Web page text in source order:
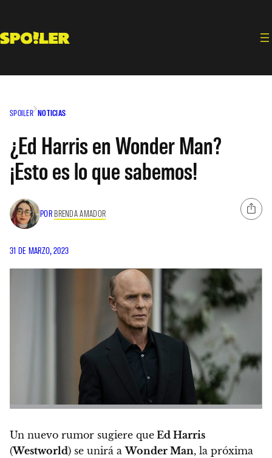
contenido
SPOILER NOTICIAS
¿Ed Harris en Wonder Man?
¡Esto es lo que sabemos!
POR BRENDA AMADOR
31 DE MARZO, 2023
Un nuevo rumor sugiere que Ed Harris
(Westworld) se unirá aWonder Man, la próxima